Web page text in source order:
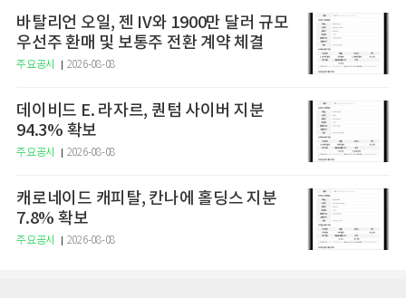
바탈리언 오일, 젠 IV와 1900만 달러 규모
우선주 환매 및 보통주 전환 계약 체결
주요공시 2026-08-08
데이비드 E. 라자르, 퀀텀 사이버 지분
94.3% 확보
주요공시 2026-08-08
캐로네이드 캐피탈, 칸나에 홀딩스 지분
7.8% 확보
주요공시 2026-08-08